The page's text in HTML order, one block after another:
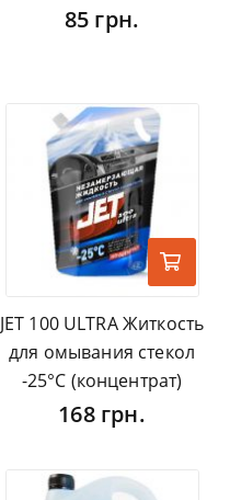
85 грн.
JET 100 ULTRA Житкость
для омывания стекол
-25°С (концентрат)
168 грн.